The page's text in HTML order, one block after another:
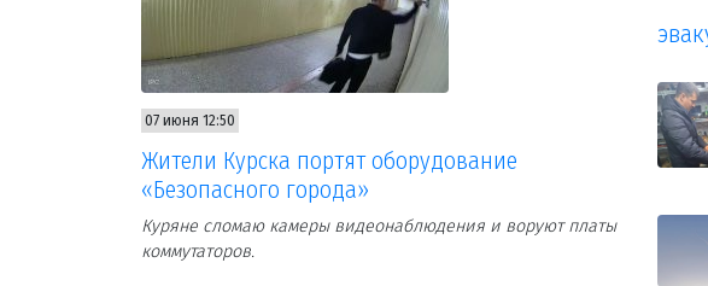
07 июня 12:50
Жители Курска портят оборудование
«Безопасного города»
Куряне сломаю камеры видеонаблюдения и воруют платы
коммутаторов.